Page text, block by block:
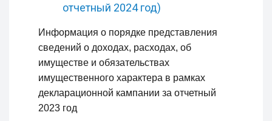
отчетный 2024 год)
Информация о порядке представления
сведений о доходах, расходах, об
имуществе и обязательствах
имущественного характера в рамках
декларационной кампании за отчетный
2023 год